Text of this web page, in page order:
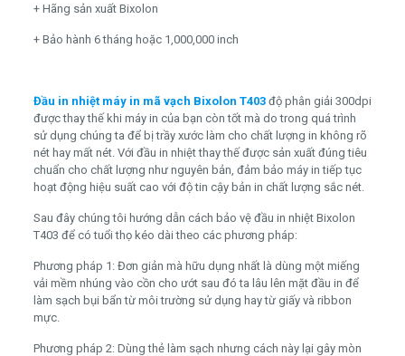
+ Hãng sản xuất Bixolon
+ Bảo hành 6 tháng hoặc 1,000,000 inch
Đầu in nhiệt máy in mã vạch Bixolon T403 độ phân giải 300dpi
được thay thế khi máy in của bạn còn tốt mà do trong quá trình
sử dụng chúng ta để bị trầy xước làm cho chất lượng in không rõ
nét hay mất nét. Với đầu in nhiệt thay thế được sản xuất đúng tiêu
chuẩn cho chất lượng như nguyên bản, đảm bảo máy in tiếp tục
hoạt động hiệu suất cao với độ tin cậy bản in chất lượng sắc nét.
Sau đây chúng tôi hướng dẫn cách bảo vệ đầu in nhiệt Bixolon
T403 để có tuổi thọ kéo dài theo các phương pháp:
Phương pháp 1: Đơn giản mà hữu dụng nhất là dùng một miếng
vải mềm nhúng vào cồn cho ướt sau đó ta lâu lên mặt đầu in để
làm sạch bụi bẩn từ môi trường sử dụng hay từ giấy và ribbon
mực.
Phương pháp 2: Dùng thẻ làm sạch nhưng cách này lại gây mòn